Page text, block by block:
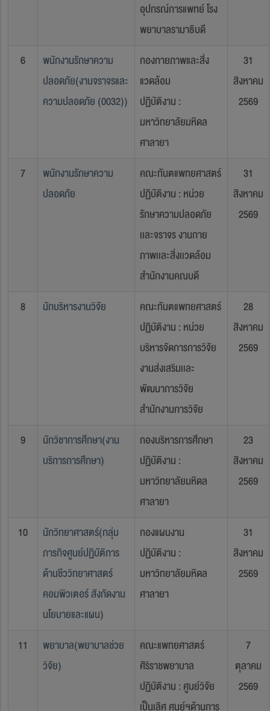
อุปกรณ์การแพทย์ โรง
พยาบาลรามาธิบดี
6
พนักงานรักษาความ
ปลอดภัย(งานจราจรและ
ความปลอดภัย (0032))
กองกายภาพและสิ่ง
แวดล้อม
ปฏิบัติงาน :
มหาวิทยาลัยมหิดล
ศาลายา
31
สิงหาคม
2569
7
พนักงานรักษาความ
ปลอดภัย
คณะทันตแพทยศาสตร์
ปฏิบัติงาน : หน่วย
รักษาความปลอดภัย
เเละจราจร งานกาย
ภาพเเละสิ่งเเวดล้อม
สำนักงานคณบดี
31
สิงหาคม
2569
8 นักบริหารงานวิจัย
คณะทันตแพทยศาสตร์
ปฏิบัติงาน : หน่วย
บริหารจัดการการวิจัย
งานส่งเสริมเเละ
พัฒนาการวิจัย
สำนักงานการวิจัย
28
สิงหาคม
2569
9
นักวิชาการศึกษา(งาน
บริการการศึกษา)
กองบริหารการศึกษา
ปฏิบัติงาน :
มหาวิทยาลัยมหิดล
ศาลายา
23
สิงหาคม
2569
10
นักวิทยาศาสตร์(กลุ่ม
ภารกิจศูนย์ปฏิบัติการ
ด้านชีววิทยาศาสตร์
คอมพิวเตอร์ สังกัดงาน
นโยบายและแผน)
กองแผนงาน
ปฏิบัติงาน :
มหาวิทยาลัยมหิดล
ศาลายา
31
สิงหาคม
2569
11
พยาบาล(พยาบาลช่วย
วิจัย)
คณะแพทยศาสตร์
ศิริราชพยาบาล
ปฏิบัติงาน : ศูนย์วิจัย
เป็นเลิศ ศูนย์ฯด้านการ
7
ตุลาคม
2569